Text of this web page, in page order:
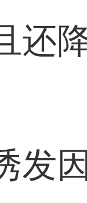
还
发